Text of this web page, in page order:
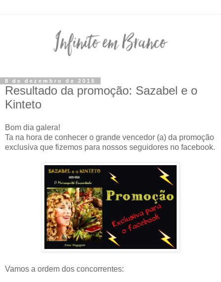
8 de dezembro de 2015
Resultado da promoção: Sazabel e o
Kinteto
Bom dia galera!
Ta na hora de conhecer o grande vencedor (a) da promoção
exclusiva que fizemos para nossos seguidores no facebook.
Vamos a ordem dos concorrentes: